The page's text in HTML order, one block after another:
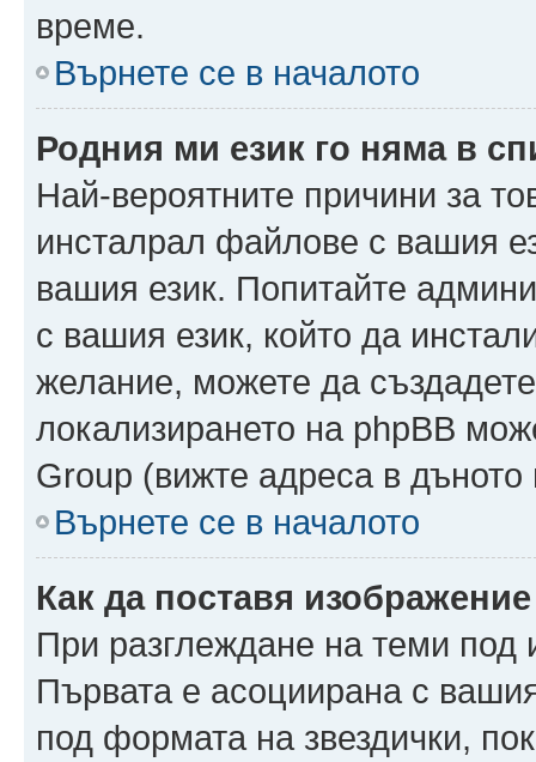
време.
Върнете се в началото
Родния ми език го няма в
Най-вероятните причини за
инсталрал файлове с вашия
вашия език. Попитайте
с вашия език, който да
желание, можете да
локализирането на phpBB
Group (вижте адреса в дъното
Върнете се в началото
Как да поставя
При разглеждане на теми под
Първата е асоциирана с
под формата на звездички,